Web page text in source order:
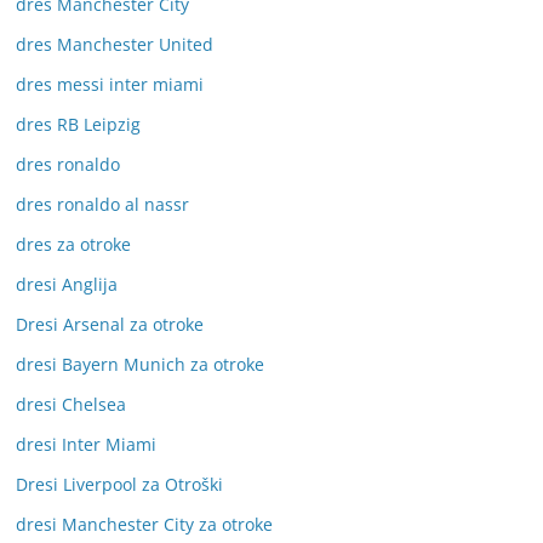
dres Manchester United
dres messi inter miami
dres RB Leipzig
dres ronaldo
dres ronaldo al nassr
dres za otroke
dresi Anglija
Dresi Arsenal za otroke
dresi Bayern Munich za otroke
dresi Chelsea
dresi Inter Miami
Dresi Liverpool za Otroški
dresi Manchester City za otroke